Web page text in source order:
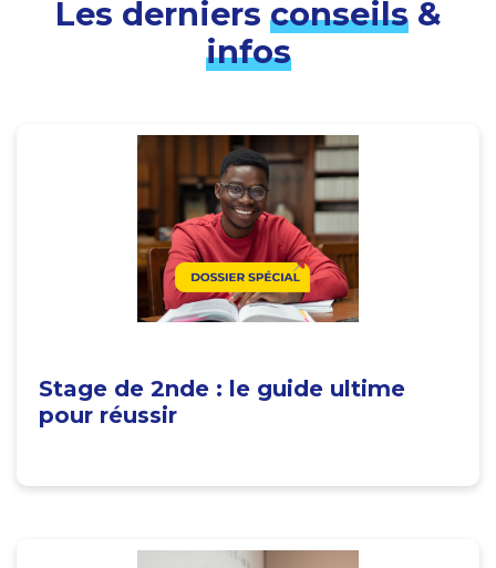
Les derniers conseils&
infos
Stage de 2nde : le guide ultime
pour réussir